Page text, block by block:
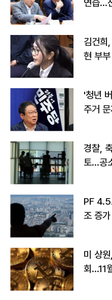
연습…
김건희
현 부
'청년
주거
경찰,
토…공
PF 4.5
조 증가
미 상
회…11